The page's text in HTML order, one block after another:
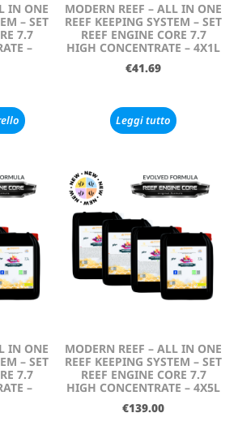
IN ONE
– SET
7.7
–
MODERN REEF – ALL IN ONE
REEF KEEPING SYSTEM – SET
REEF ENGINE CORE 7.7
HIGH CONCENTRATE – 4X1L
€41.69
Leggi tutto
IN ONE
– SET
7.7
–
MODERN REEF – ALL IN ONE
REEF KEEPING SYSTEM – SET
REEF ENGINE CORE 7.7
HIGH CONCENTRATE – 4X5L
€139.00